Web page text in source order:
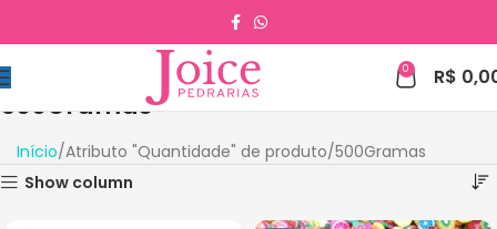
0 R$
500Gramas
Início Atributo "Quantidade" de produto 500Gramas
Show column